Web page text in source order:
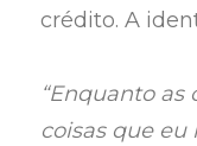
crédito. A
“Enquanto
coisas que eu